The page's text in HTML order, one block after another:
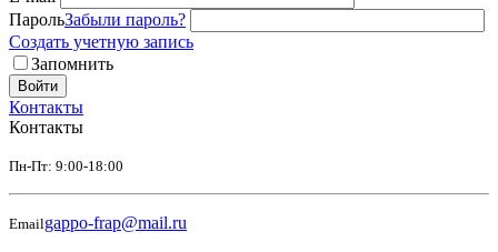
ПарольЗабыли пароль?
Создать учетную запись
Запомнить
Войти
Контакты
Контакты
Пн-Пт: 9:00-18:00
Emailgappo-frap@mail.ru